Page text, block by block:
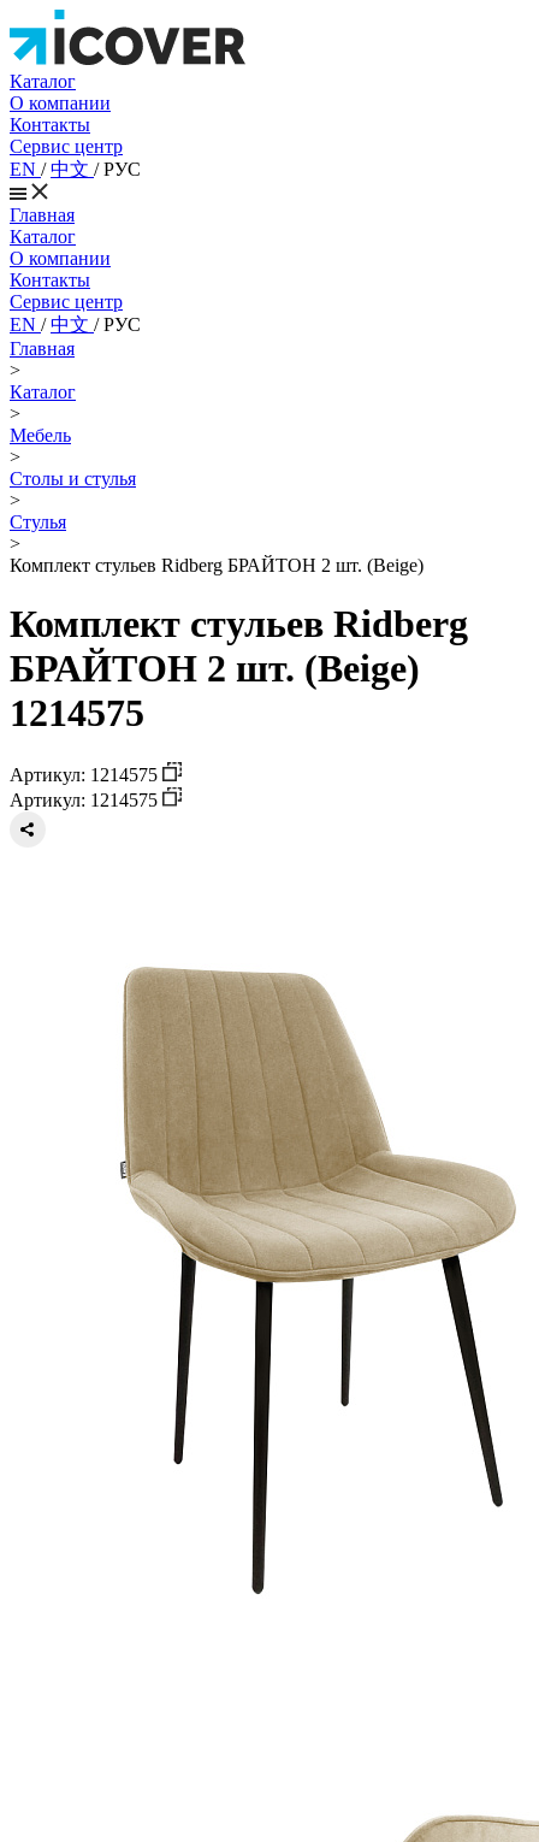
Каталог
О компании
Контакты
Сервис центр
EN /中文 /РУС
Главная
Каталог
О компании
Контакты
Сервис центр
EN /中文 /РУС
Главная
>
Каталог
>
Мебель
>
Столы и стулья
>
Стулья
>
Комплект стульев Ridberg БРАЙТОН 2 шт. (Beige)
Комплект стульев Ridberg
БРАЙТОН 2 шт. (Beige)
1214575
Артикул: 1214575
Артикул: 1214575